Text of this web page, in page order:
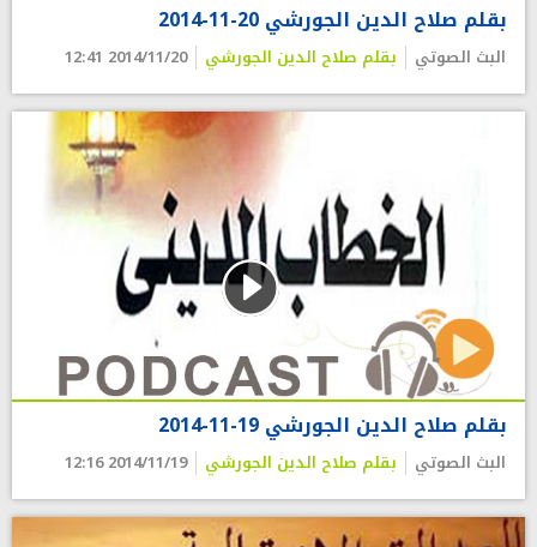
بقلم صلاح الدين الجورشي 20-11-2014
البث الصوتي بقلم صلاح الدين الجورشي 2014/11/20 12:41
بقلم صلاح الدين الجورشي 19-11-2014
البث الصوتي بقلم صلاح الدين الجورشي 2014/11/19 12:16